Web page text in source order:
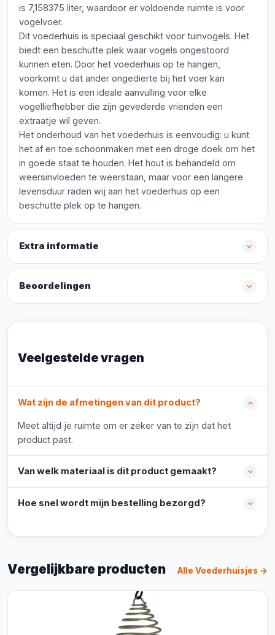
is 7,158375 liter, waardoor er voldoende ruimte is voor
vogelvoer.
Dit voederhuis is speciaal geschikt voor tuinvogels. Het
biedt een beschutte plek waar vogels ongestoord
kunnen eten. Door het voederhuis op te hangen,
voorkomt u dat ander ongedierte bij het voer kan
komen. Het is een ideale aanvulling voor elke
vogelliefhebber die zijn gevederde vrienden een
extraatje wil geven.
Het onderhoud van het voederhuis is eenvoudig: u kunt
het af en toe schoonmaken met een droge doek om het
in goede staat te houden. Het hout is behandeld om
weersinvloeden te weerstaan, maar voor een langere
levensduur raden wij aan het voederhuis op een
beschutte plek op te hangen.
Extra informatie
Beoordelingen
Veelgestelde vragen
Wat zijn de afmetingen van dit product?
Meet altijd je ruimte om er zeker van te zijn dat het
product past.
Van welk materiaal is dit product gemaakt?
Hoe snel wordt mijn bestelling bezorgd?
Vergelijkbare producten Alle Voederhuisjes →